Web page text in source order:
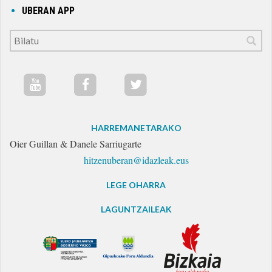
UBERAN APP
HARREMANETARAKO
Oier Guillan & Danele Sarriugarte
hitzenuberan@idazleak.eus
LEGE OHARRA
LAGUNTZAILEAK